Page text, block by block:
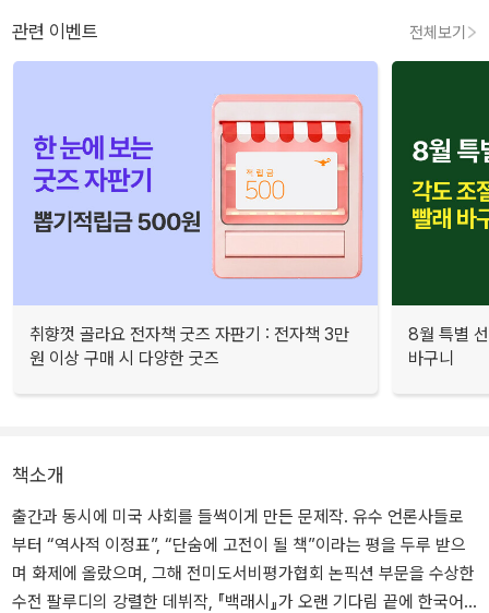
관련 이벤트 전체보기
취향껏 골라요 전자책 굿즈 자판기 : 전자책 3만
원 이상 구매 시 다양한 굿즈
8월 특별
바구니
책소개
출간과 동시에 미국 사회를 들썩이게 만든 문제작. 유수 언론사들로
부터 “역사적 이정표”, “단숨에 고전이 될 책”이라는 평을 두루 받으
며 화제에 올랐으며, 그해 전미도서비평가협회 논픽션 부문을 수상한
수전 팔루디의 강렬한 데뷔작, 『백래시』가 오랜 기다림 끝에 한국어